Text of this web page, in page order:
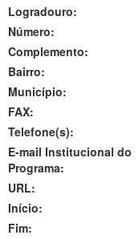
Logradouro:
Número:
Complemento:
Bairro:
Município:
FAX:
Telefone(s):
E-mail Institucional do
Programa:
URL:
Início:
Fim: